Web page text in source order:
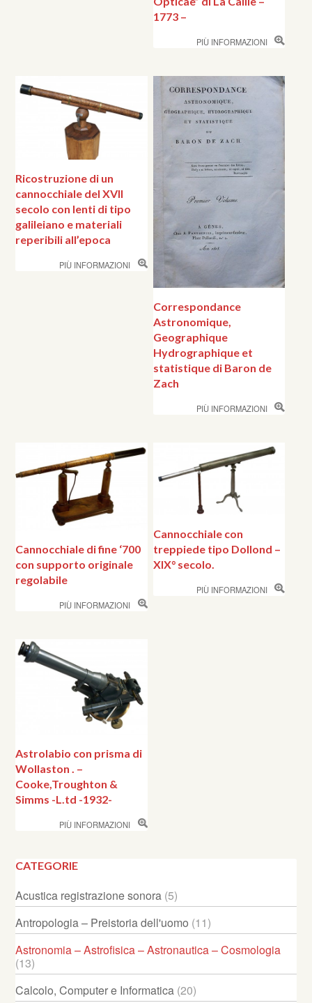
1773 –
PIÙ INFORMAZIONI
Ricostruzione di un
cannocchiale del XVII
secolo con lenti di tipo
galileiano e materiali
reperibili all’epoca
PIÙ INFORMAZIONI
Correspondance
Astronomique,
Geographique
Hydrographique et
statistique di Baron de
Zach
PIÙ INFORMAZIONI
Cannocchiale di fine ‘700
con supporto originale
regolabile
PIÙ INFORMAZIONI
Cannocchiale con
treppiede tipo Dollond –
XIX° secolo.
PIÙ INFORMAZIONI
Astrolabio con prisma di
Wollaston . –
Cooke,Troughton &
Simms -L.td -1932-
PIÙ INFORMAZIONI
CATEGORIE
Acustica registrazione sonora (5)
Antropologia – Preistoria dell'uomo (11)
Astronomia – Astrofisica – Astronautica – Cosmologia
(13)
Calcolo, Computer e Informatica (20)